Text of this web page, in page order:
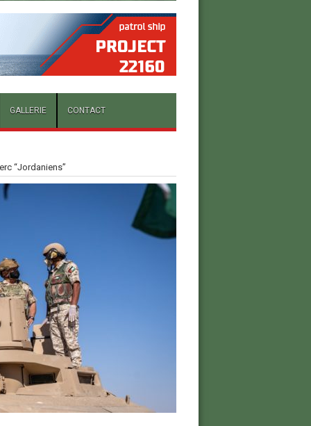
GALLERIE CONTACT
“Jordaniens”